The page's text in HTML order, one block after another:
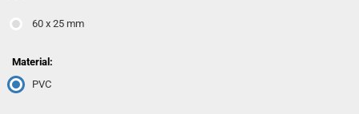
60 x 25 mm
Material:
PVC